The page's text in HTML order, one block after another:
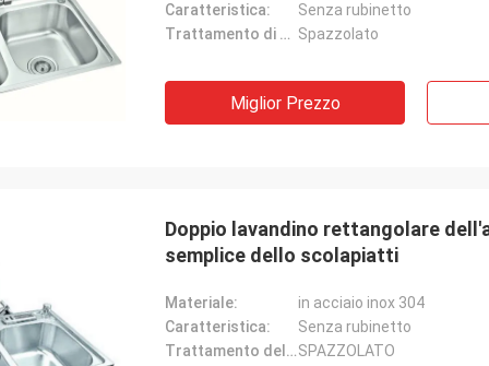
Caratteristica:
Senza rubinetto
Trattamento di superficie: Spazzolato
Miglior Prezzo
Doppio lavandino rettangolare
semplice dello scolapiatti
Materiale:
in acciaio inox 304
Caratteristica:
Senza rubinetto
Trattamento delle superfici:SPAZZOLATO